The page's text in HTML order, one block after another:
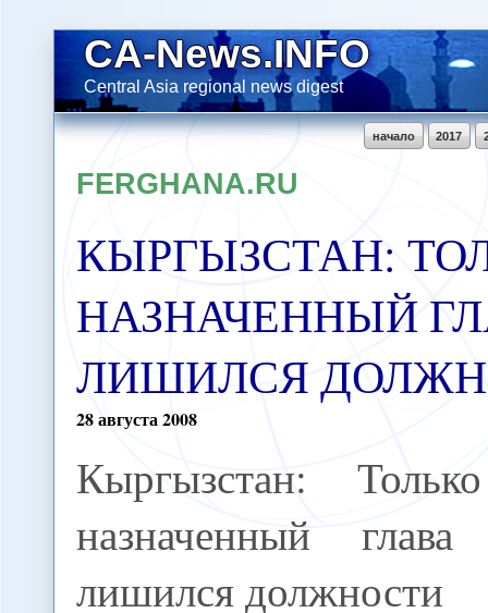
CA-News.INFO
Central Asia regional news digest
2017
начало
FERGHANA.RU
КЫРГЫЗСТАН:
НАЗНАЧЕННЫЙ
ЛИШИЛСЯ
28августа2008
Кыргызстан:
назначенный
лишился должности